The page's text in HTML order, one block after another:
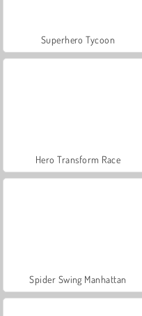
Superhero Tycoon
Hero Transform Race
Spider Swing Manhattan